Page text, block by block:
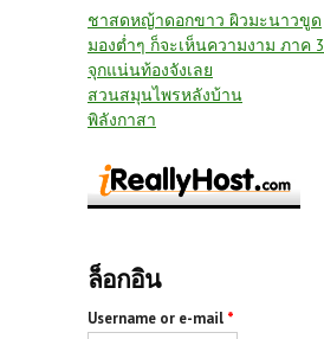
ชาสดหญ้าดอกขาว ผิวมะนาวขูด
มองต่ำๆ ก็จะเห็นความงาม ภาค 3
จุกแน่นท้องจังเลย
สวนสมุนไพรหลังบ้าน
พิลังกาสา
ล็อกอิน
Username or e-mail *